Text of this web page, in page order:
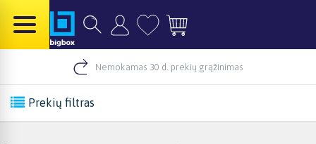
Nemokamas 30 d. prekių grąžinimas
Prekių filtras